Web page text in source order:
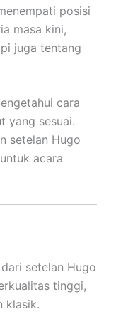
posisi
masa kini,
juga tentang
cara
yang sesuai.
setelan Hugo
acara
setelan Hugo
tinggi,
klasik.